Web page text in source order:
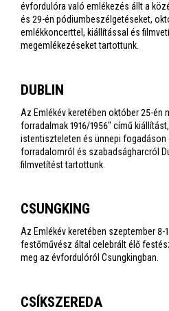
évfordulóra való emlékezés állt a
és 29-én pódiumbeszélgetéseket,
emlékkoncerttel, kiállítással és
megemlékezéseket tartottunk.
DUBLIN
Az Emlékév keretében október 25-én
forradalmak 1916/1956" című
istentiszteleten és ünnepi fogadáson
forradalomról és szabadságharcról
filmvetítést tartottunk.
CSUNGKING
Az Emlékév keretében szeptember 8-
festőművész által celebrált élő
meg az évfordulóról Csungkingban.
CSÍKSZEREDA